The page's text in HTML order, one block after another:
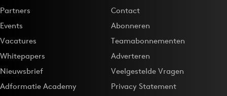
Partners
Events
Vacatures
Whitepapers
Nieuwsbrief
Adformatie Academy
Contact
Abonneren
Teamabonnementen
Adverteren
Veelgestelde Vragen
Privacy Statement